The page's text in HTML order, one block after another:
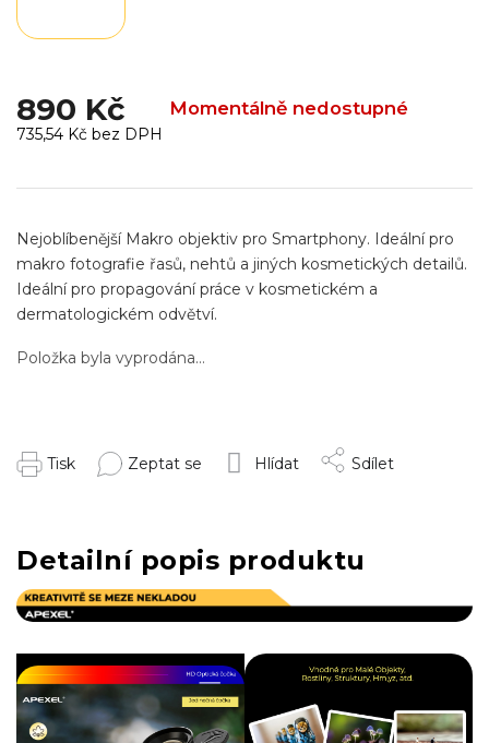
890 Kč Momentálně nedostupné
735,54 Kč bez DPH
cena:
Položka byla vyprodána…
Nejoblíbenější Makro objektiv pro Smartphony. Ideální pro
makro fotografie řasů, nehtů a jiných kosmetických detailů.
Ideální pro propagování práce v kosmetickém a
dermatologickém odvětví.
Tisk Zeptat se Hlídat Sdílet
Detailní popis produktu